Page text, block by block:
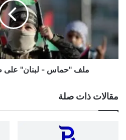
لبنان"
شرم
الشيخ؟
ملف "حماس - لبنان" على
مقالات ذات صلة